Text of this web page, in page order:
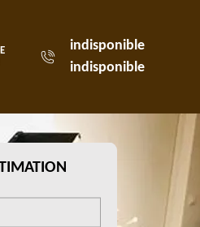
indisponible
indisponible